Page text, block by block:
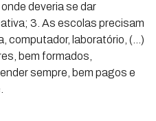
deveria se dar
3. As escolas precisam
computador, laboratório, (…)
bem formados,
sempre, bem pagos e